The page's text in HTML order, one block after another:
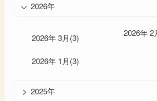
2026年
2026年 3月(3) 2026年 2
2026年 1月(3)
2025年